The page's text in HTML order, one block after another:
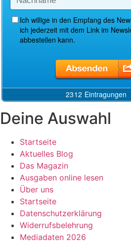
Deine Auswahl
Startseite
Aktuelles Blog
Das Magazin
Ausgaben online lesen
Über uns
Startseite
Datenschutzerklärung
Widerrufsbelehrung
Mediadaten 2026